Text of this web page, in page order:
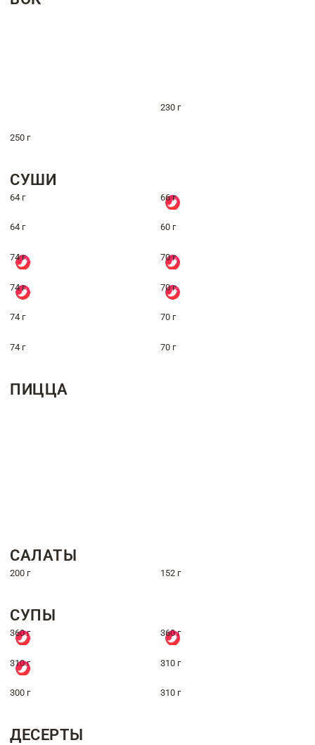
230 г
250 г
СУШИ
64 г 66 г
64 г 60 г
74 г 70 г
74 г 70 г
74 г 70 г
74 г 70 г
ПИЦЦА
САЛАТЫ
200 г 152 г
СУПЫ
360 г 360 г
310 г 310 г
300 г 310 г
ДЕСЕРТЫ